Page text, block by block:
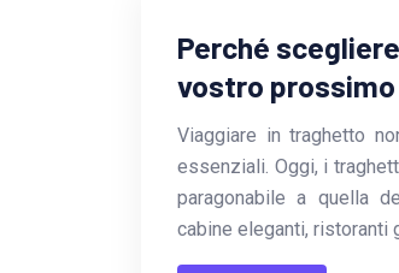
Perché
vostro
Viaggiare in traghetto
essenziali. Oggi, i
paragonabile a quella
cabine eleganti, ristoranti